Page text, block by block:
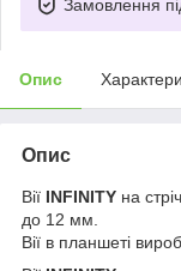
Замовлення
Опис
Опис
Вії INFINITY на
до 12 мм.
Вії в планшеті